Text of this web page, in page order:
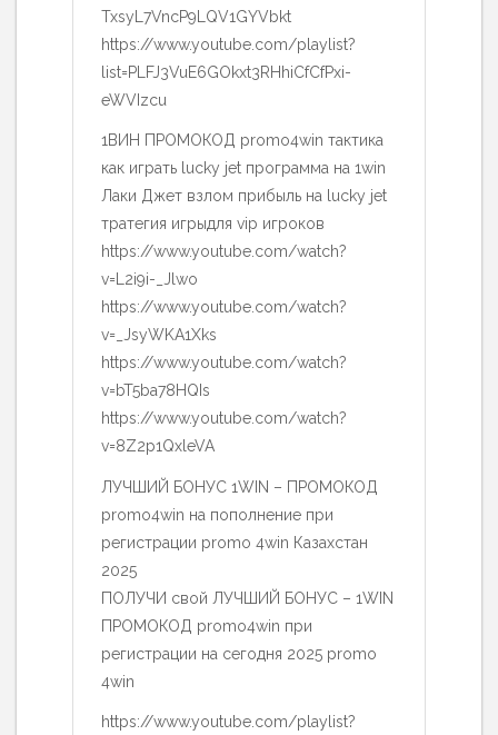
TxsyL7VncP9LQV1GYVbkt
https://www.youtube.com/playlist?
list=PLFJ3VuE6GOkxt3RHhiCfCfPxi-
eWVIzcu
1ВИН ПРОМОКОД promo4win тактика
как играть lucky jet программа на 1win
Лаки Джет взлом прибыль на lucky jet
тратегия игрыдля vip игроков
https://www.youtube.com/watch?
v=L2i9i-_Jlwo
https://www.youtube.com/watch?
v=_JsyWKA1Xks
https://www.youtube.com/watch?
v=bT5ba78HQIs
https://www.youtube.com/watch?
v=8Z2p1QxleVA
ЛУЧШИЙ БОНУС 1WIN – ПРОМОКОД
promo4win на пополнение при
регистрации promo 4win Казахстан
2025
ПОЛУЧИ свой ЛУЧШИЙ БОНУС – 1WIN
ПРОМОКОД promo4win при
регистрации на сегодня 2025 promo
4win
https://www.youtube.com/playlist?